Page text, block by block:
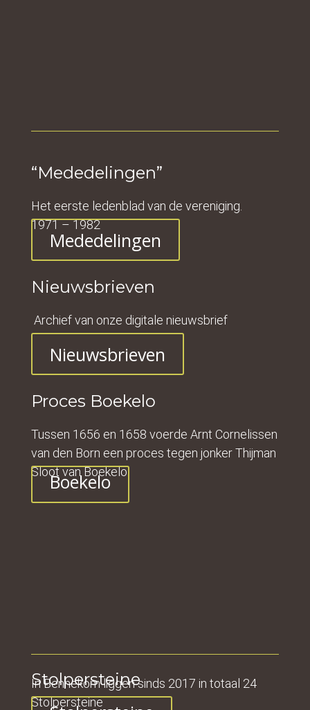
“Mededelingen”
Het eerste ledenblad van de vereniging.
1971 – 1982
Mededelingen
Nieuwsbrieven
Archief van onze digitale nieuwsbrief
.
Nieuwsbrieven
Proces Boekelo
Tussen 1656 en 1658 voerde Arnt Cornelissen
van den Born een proces tegen jonker Thijman
Sloot van Boekelo
Boekelo
Stolpersteine
In Bennekom liggen sinds 2017 in totaal 24
Stolpersteine